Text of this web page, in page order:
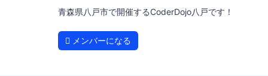
青森県八戸市で開催するCoderDojo八戸です！
メンバーになる